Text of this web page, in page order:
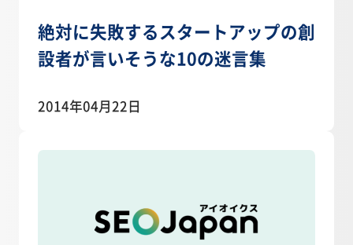
絶対に失敗するスタートアップの創
設者が言いそうな10の迷言集
2014年04月22日